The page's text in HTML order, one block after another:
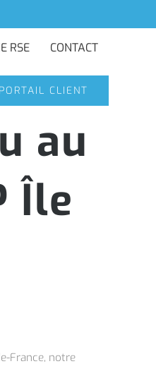
RSE CONTACT
PORTAIL CLIENT
au
Île
France, notre